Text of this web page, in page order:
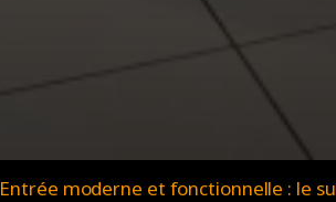
Entrée moderne et fonctionnelle : le